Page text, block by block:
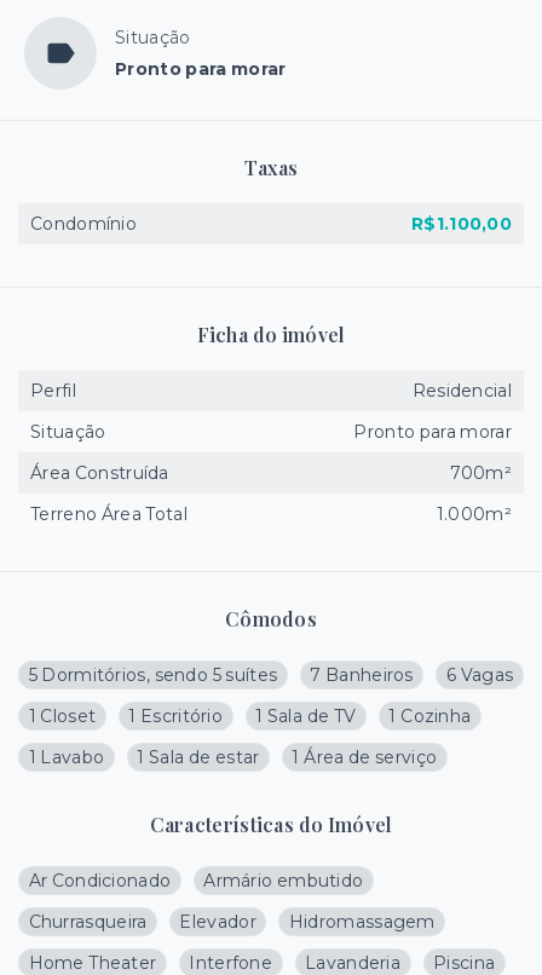
Situação
Pronto para morar
Cômodos
5 Dormitórios, sendo 5 suítes 7 Banheiros
6 Vagas
1 Closet
1 Escritório 1 Sala de TV
1 Cozinha
1 Lavabo
1 Sala de estar 1 Área de serviço
Características do Imóvel
Ar Condicionado
Armário embutido
Churrasqueira
Elevador
Hidromassagem
Home Theater
Interfone Lavanderia
Piscina
Taxas
Condomínio R$1.100,00
Ficha do imóvel
Perfil
Residencial
Situação
Pronto para morar
Área Construída
700m²
Terreno Área Total
1.000m²